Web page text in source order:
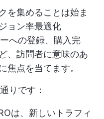
を集めることは始ま
ョン率最適化
への登録、購入完
、訪問者に意味のあ
焦点を当てます。
りです：
は、新しいトラフィ